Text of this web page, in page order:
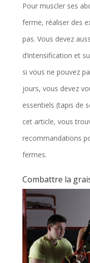
Pour muscler ses
ferme, réaliser des
pas. Vous devez
d’intensification et
si vous ne pouvez
jours, vous devez
essentiels (tapis de
cet article, vous
recommandations
fermes.
Combattre la